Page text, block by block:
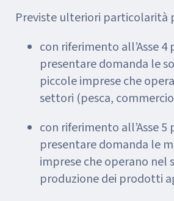
Previste ulteriori particolarità
con riferimento all’Asse 4
presentare domanda le
piccole imprese che
settori (pesca,
con riferimento all’Asse 5
presentare domanda le
imprese che operano nel
produzione dei prodotti